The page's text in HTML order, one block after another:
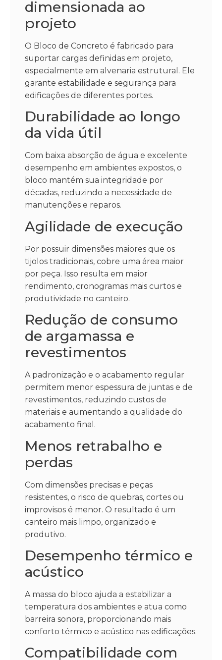
dimensionada ao
projeto
O Bloco de Concreto é fabricado para
suportar cargas definidas em projeto,
especialmente em alvenaria estrutural. Ele
garante estabilidade e segurança para
edificações de diferentes portes.
Durabilidade ao longo
da vida útil
Com baixa absorção de água e excelente
desempenho em ambientes expostos, o
bloco mantém sua integridade por
décadas, reduzindo a necessidade de
manutenções e reparos.
Agilidade de execução
Por possuir dimensões maiores que os
tijolos tradicionais, cobre uma área maior
por peça. Isso resulta em maior
rendimento, cronogramas mais curtos e
produtividade no canteiro.
Redução de consumo
de argamassa e
revestimentos
A padronização e o acabamento regular
permitem menor espessura de juntas e de
revestimentos, reduzindo custos de
materiais e aumentando a qualidade do
acabamento final.
Menos retrabalho e
perdas
Com dimensões precisas e peças
resistentes, o risco de quebras, cortes ou
improvisos é menor. O resultado é um
canteiro mais limpo, organizado e
produtivo.
Desempenho térmico e
acústico
A massa do bloco ajuda a estabilizar a
temperatura dos ambientes e atua como
barreira sonora, proporcionando mais
conforto térmico e acústico nas edificações.
Compatibilidade com